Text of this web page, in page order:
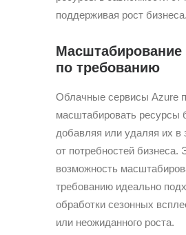
поддерживая рост бизнеса.
Масштабирование
по требованию
Облачные сервисы Azure
масштабировать ресурсы
добавляя или удаляя их в
от потребностей бизнеса.
возможность
требованию идеально
обработки сезонных
или неожиданного роста.